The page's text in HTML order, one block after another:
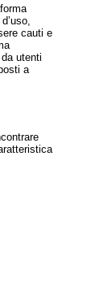
cauti e
utenti
a